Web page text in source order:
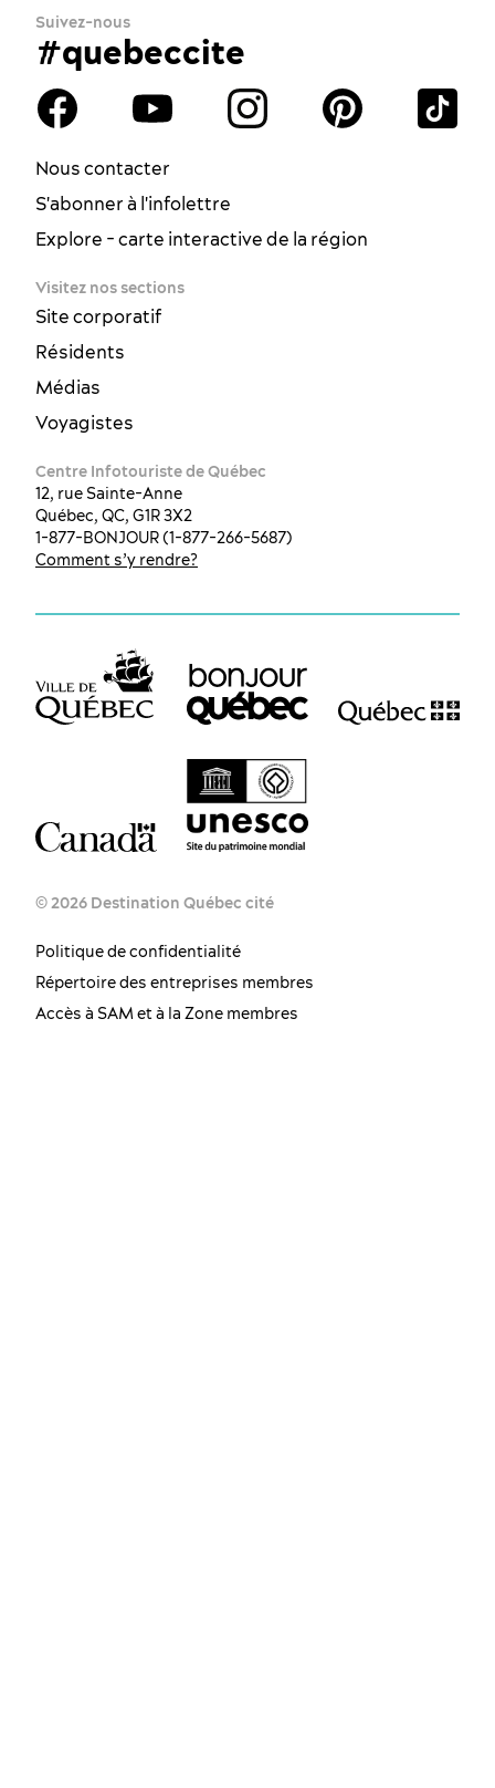
Suivez-nous
#quebeccite
Nous contacter
S'abonner à l'infolettre
Explore - carte interactive de la région
Visitez nos sections
Site corporatif
Résidents
Médias
Voyagistes
Centre Infotouriste de Québec
12, rue Sainte-Anne
Québec, QC, G1R 3X2
1-877-BONJOUR (1-877-266-5687)
Comment s’y rendre?
© 2026 Destination Québec cité
Politique de confidentialité
Répertoire des entreprises membres
Accès à SAM et à la Zone membres